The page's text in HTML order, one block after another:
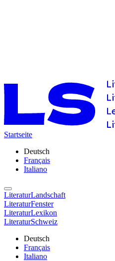
Startseite
Deutsch
Français
Italiano
LiteraturLandschaft
LiteraturFenster
LiteraturLexikon
LiteraturSchweiz
Deutsch
Français
Italiano